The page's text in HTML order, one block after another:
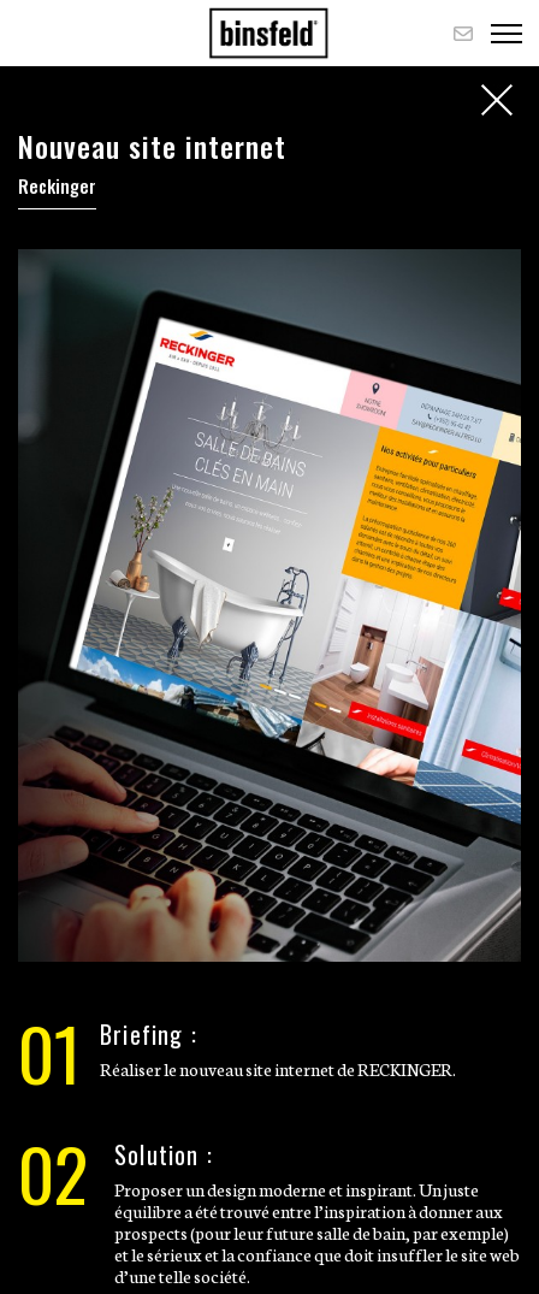
Nouveau site internet
Reckinger
01 Briefing :
Réaliser le nouveau site internet de RECKINGER.
02 Solution :
Proposer un design moderne et inspirant. Un juste
équilibre a été trouvé entre l’inspiration à donner aux
prospects (pour leur future salle de bain, par exemple)
et le sérieux et la confiance que doit insuffler le site web
d’une telle société.